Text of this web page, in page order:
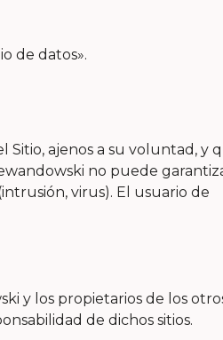
de datos».
ajenos a su voluntad, y
no puede
virus). El usuario de
y los propietarios de los
de dichos sitios.